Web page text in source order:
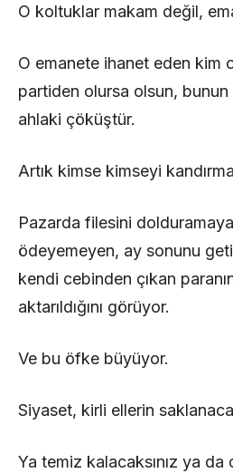
O koltuklar makam değil,
O emanete ihanet eden kim
partiden olursa olsun, bunun
ahlaki çöküştür.
Artık kimse kimseyi
Pazarda filesini
ödeyemeyen, ay sonunu
kendi cebinden çıkan
aktarıldığını görüyor.
Ve bu öfke büyüyor.
Siyaset, kirli ellerin
Ya temiz kalacaksınız ya da